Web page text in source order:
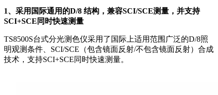
1、采用国际通用的D/8 结构，兼容SCI/SCE测量，并支持
SCI+SCE同时快速测量
TS8500S台式分光测色仪采用了国际上适用范围广泛的D/8照
明观测条件、SCI/SCE（包含镜面反射/不包含镜面反射）合成
技术，支持SCI+SCE同时快速测量。